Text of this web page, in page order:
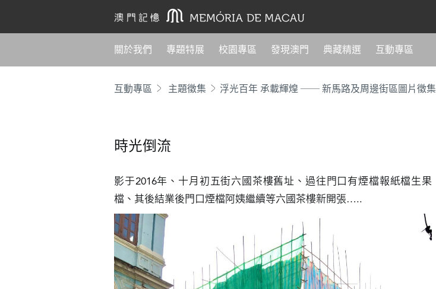
關於我們 專題特展 校園專區 發現澳門 典藏精選 互動專區
互動專區 主題徵集 浮光百年 承載輝煌 ── 新馬路及周邊街區圖片徵集
時光倒流
影于2016年、十月初五街六國茶樓舊址、過往門口有煙檔報紙檔生果
檔、其後結業後門口煙檔阿姨繼續等六國茶樓新開張…..